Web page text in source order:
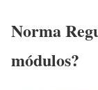
Norma
módulos?